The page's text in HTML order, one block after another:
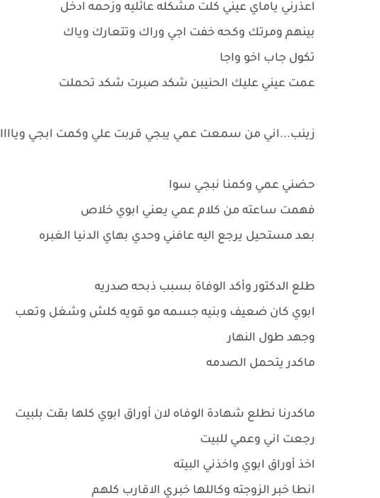
اعذرني ياماي عيني كلت مشكله عائليه وزحمه ادخل
بينهم ومرتك وكحه خفت اجي وراك وتتعارك وياك
تكول جاب اخو واجا
عمت عيني عليك الحنيبن شكد صبرت شكد تحملت
زينب...اني من سمعت عمي يبجي قربت علي وكمت ابجي وياااا
حضني عمي وكمنا نبجي سوا
فهمت ساعته من كلام عمي يعني ابوي خلاص
بعد مستحيل يرجع اليه عافني وحدي بهاي الدنيا الغبره
طلع الدكتور وأكد الوفاة بسبب ذبحه صدريه
ابوي كان ضعيف وبنيه جسمه مو قويه كلش وشغل وتعب
وجهد طول النهار
ماكدر يتحمل الصدمه
ماكدرنا نطلع شهادة الوفاه لان أوراق ابوي كلها بقت بلبيت
رجعت اني وعمي للبيت
اخذ أوراق ابوي واخذني البيته
انطا خبر الزوجته وكاللها خبري الاقارب كلهم